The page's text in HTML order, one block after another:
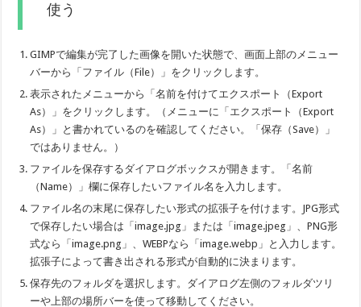
使う
GIMPで編集が完了した画像を開いた状態で、画面上部のメニュー
バーから「ファイル（File）」をクリックします。
表示されたメニューから「名前を付けてエクスポート（Export
As）」をクリックします。（メニューに「エクスポート（Export
As）」と書かれているのを確認してください。「保存（Save）」
ではありません。）
ファイルを保存するダイアログボックスが開きます。「名前
（Name）」欄に保存したいファイル名を入力します。
ファイル名の末尾に保存したい形式の拡張子を付けます。JPG形式
で保存したい場合は「image.jpg」または「image.jpeg」、PNG形
式なら「image.png」、WEBPなら「image.webp」と入力します。
拡張子によって書き出される形式が自動的に決まります。
保存先のフォルダを選択します。ダイアログ左側のフォルダツリ
ーや上部の場所バーを使って移動してください。